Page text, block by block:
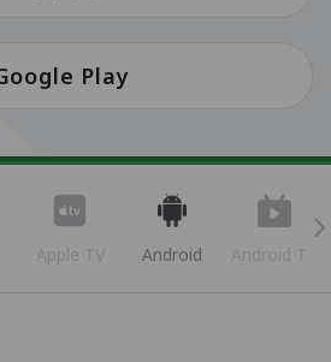
Play
Apple TV Android Android TV